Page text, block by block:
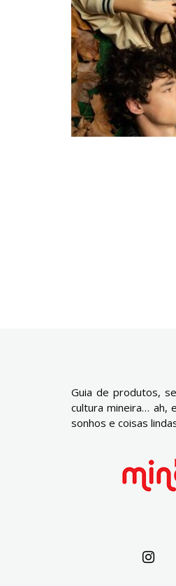
Guia de produtos,
cultura mineira… ah,
sonhos e coisas